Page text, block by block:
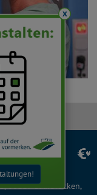
TikTok
YouTube
LinkedIn
66119 Saarbrücken,
x